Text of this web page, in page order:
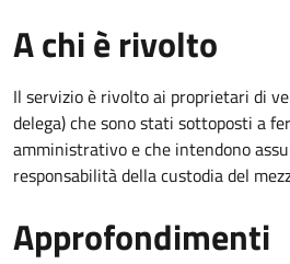
A chi è rivolto
Il servizio è rivolto ai proprietari di
delega) che sono stati sottoposti a
amministrativo e che intendono
responsabilità della custodia del
Approfondimenti